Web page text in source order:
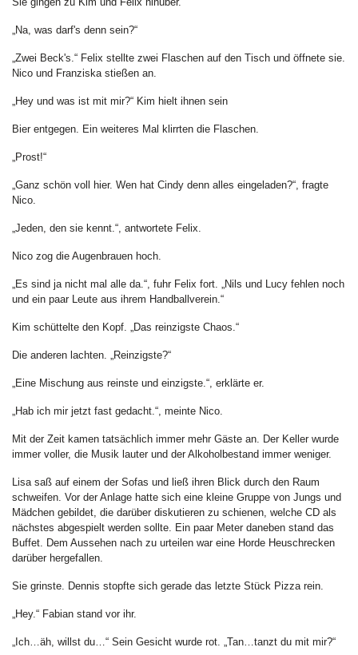
„Na, was darf's denn sein?“
„Zwei Beck's.“ Felix stellte zwei Flaschen auf den Tisch und öffnete sie.
Nico und Franziska stießen an.
„Hey und was ist mit mir?“ Kim hielt ihnen sein
Bier entgegen. Ein weiteres Mal klirrten die Flaschen.
„Prost!“
„Ganz schön voll hier. Wen hat Cindy denn alles eingeladen?“, fragte
Nico.
„Jeden, den sie kennt.“, antwortete Felix.
Nico zog die Augenbrauen hoch.
„Es sind ja nicht mal alle da.“, fuhr Felix fort. „Nils und Lucy fehlen noch
und ein paar Leute aus ihrem Handballverein.“
Kim schüttelte den Kopf. „Das reinzigste Chaos.“
Die anderen lachten. „Reinzigste?“
„Eine Mischung aus reinste und einzigste.“, erklärte er.
„Hab ich mir jetzt fast gedacht.“, meinte Nico.
Mit der Zeit kamen tatsächlich immer mehr Gäste an. Der Keller wurde
immer voller, die Musik lauter und der Alkoholbestand immer weniger.
Lisa saß auf einem der Sofas und ließ ihren Blick durch den Raum
schweifen. Vor der Anlage hatte sich eine kleine Gruppe von Jungs und
Mädchen gebildet, die darüber diskutieren zu schienen, welche CD als
nächstes abgespielt werden sollte. Ein paar Meter daneben stand das
Buffet. Dem Aussehen nach zu urteilen war eine Horde Heuschrecken
darüber hergefallen.
Sie grinste. Dennis stopfte sich gerade das letzte Stück Pizza rein.
„Hey.“ Fabian stand vor ihr.
„Ich…äh, willst du…“ Sein Gesicht wurde rot. „Tan…tanzt du mit mir?“